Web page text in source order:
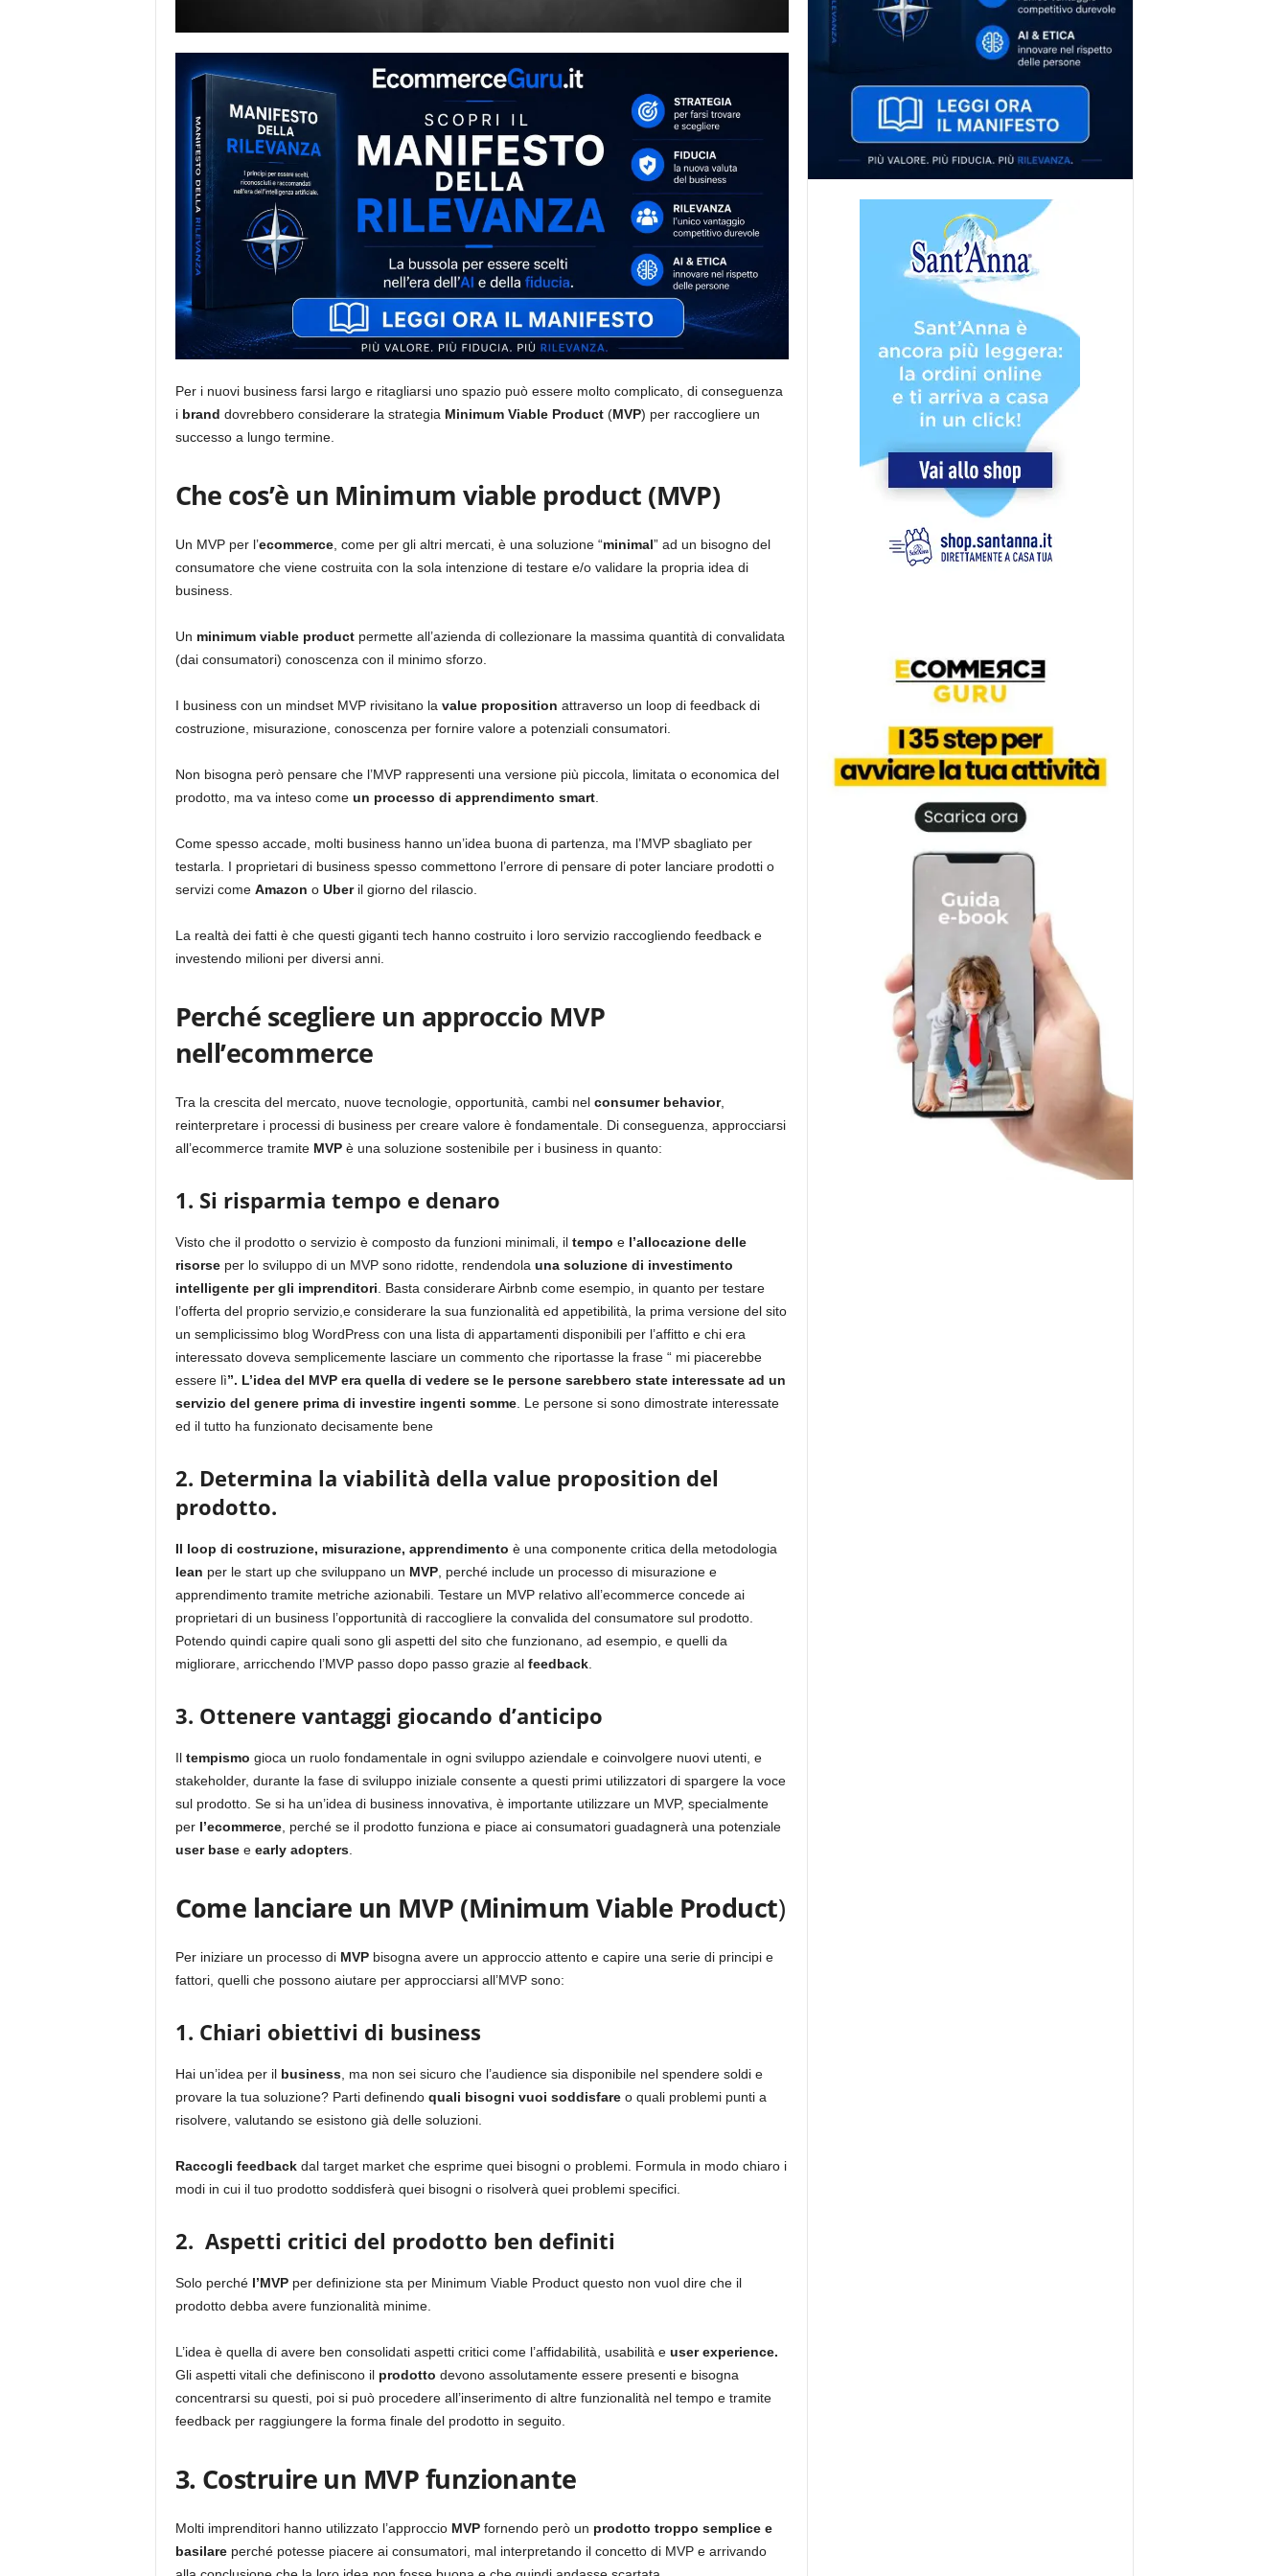
Per i nuovi business farsi largo e ritagliarsi uno spazio può essere molto complicato, di conseguenza
i brand dovrebbero considerare la strategia Minimum Viable Product(MVP) per raccogliere un
successo a lungo termine.
Che cos’è un Minimum viable product (MVP)
Un MVP per l’ecommerce, come per gli altri mercati, è una soluzione “minimal” ad un bisogno del
consumatore che viene costruita con la sola intenzione di testare e/o validare la propria idea di
business.
Un minimum viable productpermette all’azienda di collezionare la massima quantità di convalidata
(dai consumatori) conoscenza con il minimo sforzo.
I business con un mindset MVP rivisitano la value proposition attraverso un loop di feedback di
costruzione, misurazione, conoscenza per fornire valore a potenziali consumatori.
Non bisogna però pensare che l’MVP rappresenti una versione più piccola, limitata o economica del
prodotto, ma va inteso come un processo di apprendimento smart.
Come spesso accade, molti business hanno un’idea buona di partenza, ma l’MVP sbagliato per
testarla. I proprietari di business spesso commettono l’errore di pensare di poter lanciare prodotti o
servizi come Amazon o Uberil giorno del rilascio.
La realtà dei fatti è che questi giganti tech hanno costruito i loro servizio raccogliendo feedback e
investendo milioni per diversi anni.
Perché scegliere un approccio MVP
nell’ecommerce
Tra la crescita del mercato, nuove tecnologie, opportunità, cambi nel consumer behavior,
reinterpretare i processi di business per creare valore è fondamentale. Di conseguenza, approcciarsi
all’ecommerce tramite MVPè una soluzione sostenibile per i business in quanto:
1. Si risparmia tempo e denaro
Visto che il prodotto o servizio è composto da funzioni minimali, il tempo e l’allocazione delle
risorseper lo sviluppo di un MVP sono ridotte, rendendola una soluzione di investimento
intelligente per gli imprenditori . Basta considerare Airbnb come esempio, in quanto per testare
l’offerta del proprio servizio,e considerare la sua funzionalità ed appetibilità, la prima versione del sito
un semplicissimo blog WordPress con una lista di appartamenti disponibili per l’affitto e chi era
interessato doveva semplicemente lasciare un commento che riportasse la frase “ mi piacerebbe
essere lì”. L’idea del MVP era quella di vedere se le persone sarebbero state interessate ad un
servizio del genere prima di investire ingenti somme. Le persone si sono dimostrate interessate
ed il tutto ha funzionato decisamente bene
2. Determina la viabilità della value proposition del
prodotto.
Il loop di costruzione, misurazione, apprendimento è una componente critica della metodologia
lean per le start up che sviluppano un MVP, perché include un processo di misurazione e
apprendimento tramite metriche azionabili. Testare un MVP relativo all’ecommerce concede ai
proprietari di un business l’opportunità di raccogliere la convalida del consumatore sul prodotto.
Potendo quindi capire quali sono gli aspetti del sito che funzionano, ad esempio, e quelli da
migliorare, arricchendo l’MVP passo dopo passo grazie al feedback.
3. Ottenere vantaggi giocando d’anticipo
Il tempismo gioca un ruolo fondamentale in ogni sviluppo aziendale e coinvolgere nuovi utenti, e
stakeholder, durante la fase di sviluppo iniziale consente a questi primi utilizzatori di spargere la voce
sul prodotto. Se si ha un’idea di business innovativa, è importante utilizzare un MVP, specialmente
per l’ecommerce, perché se il prodotto funziona e piace ai consumatori guadagnerà una potenziale
user basee early adopters.
Come lanciare un MVP (Minimum Viable Product)
Per iniziare un processo di MVPbisogna avere un approccio attento e capire una serie di principi e
fattori, quelli che possono aiutare per approcciarsi all’MVP sono:
1. Chiari obiettivi di business
Hai un’idea per il business, ma non sei sicuro che l’audience sia disponibile nel spendere soldi e
provare la tua soluzione? Parti definendo quali bisogni vuoi soddisfareo quali problemi punti a
risolvere, valutando se esistono già delle soluzioni.
Raccogli feedbackdal target market che esprime quei bisogni o problemi. Formula in modo chiaro i
modi in cui il tuo prodotto soddisferà quei bisogni o risolverà quei problemi specifici.
2. Aspetti critici del prodotto ben definiti
Solo perché l’MVPper definizione sta per Minimum Viable Product questo non vuol dire che il
prodotto debba avere funzionalità minime.
L’idea è quella di avere ben consolidati aspetti critici come l’affidabilità, usabilità e user experience.
Gli aspetti vitali che definiscono il prodotto devono assolutamente essere presenti e bisogna
concentrarsi su questi, poi si può procedere all’inserimento di altre funzionalità nel tempo e tramite
feedback per raggiungere la forma finale del prodotto in seguito.
3. Costruire un MVP funzionante
Molti imprenditori hanno utilizzato l’approccio MVPfornendo però un prodotto troppo semplice e
basilareperché potesse piacere ai consumatori, mal interpretando il concetto di MVP e arrivando